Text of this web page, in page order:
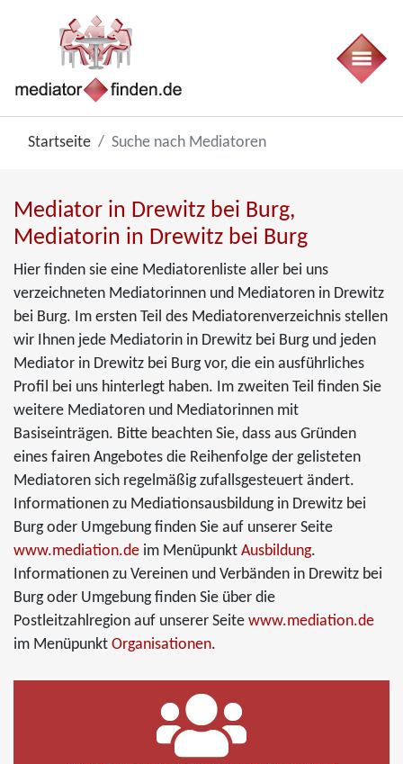
Startseite Suche nach Mediatoren
Mediator in Drewitz bei Burg,
Mediatorin in Drewitz bei Burg
Hier finden sie eine Mediatorenliste aller bei uns
verzeichneten Mediatorinnen und Mediatoren in Drewitz
bei Burg. Im ersten Teil des Mediatorenverzeichnis stellen
wir Ihnen jede Mediatorin in Drewitz bei Burg und jeden
Mediator in Drewitz bei Burg vor, die ein ausführliches
Profil bei uns hinterlegt haben. Im zweiten Teil finden Sie
weitere Mediatoren und Mediatorinnen mit
Basiseinträgen. Bitte beachten Sie, dass aus Gründen
eines fairen Angebotes die Reihenfolge der gelisteten
Mediatoren sich regelmäßig zufallsgesteuert ändert.
Informationen zu Mediationsausbildung in Drewitz bei
Burg oder Umgebung finden Sie auf unserer Seite
www.mediation.de im Menüpunkt Ausbildung.
Informationen zu Vereinen und Verbänden in Drewitz bei
Burg oder Umgebung finden Sie über die
Postleitzahlregion auf unserer Seite www.mediation.de
im Menüpunkt Organisationen.